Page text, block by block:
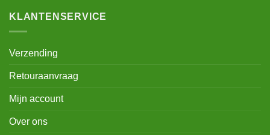
KLANTENSERVICE
Verzending
Retouraanvraag
Mijn account
Over ons